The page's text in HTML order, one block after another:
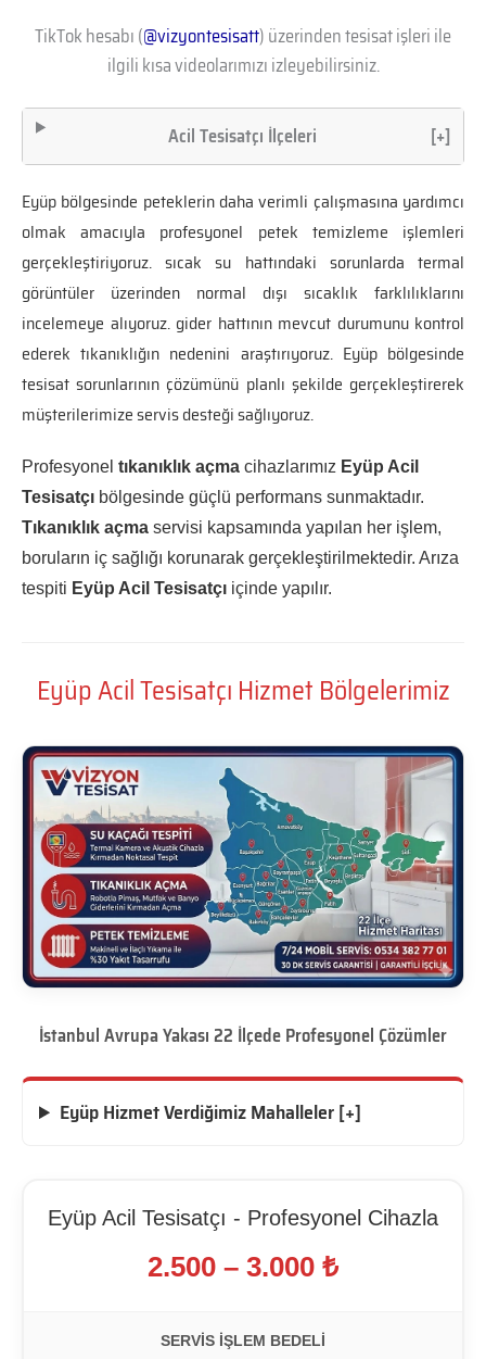
TikTok hesabı (@vizyontesisatt) üzerinden tesisat işleri ile
ilgili kısa videolarımızı izleyebilirsiniz.
Acil Tesisatçı İlçeleri [+]
Eyüp bölgesinde peteklerin daha verimli çalışmasına yardımcı
olmak amacıyla profesyonel petek temizleme işlemleri
gerçekleştiriyoruz. sıcak su hattındaki sorunlarda termal
görüntüler üzerinden normal dışı sıcaklık farklılıklarını
incelemeye alıyoruz. gider hattının mevcut durumunu kontrol
ederek tıkanıklığın nedenini araştırıyoruz. Eyüp bölgesinde
tesisat sorunlarının çözümünü planlı şekilde gerçekleştirerek
müşterilerimize servis desteği sağlıyoruz.
Profesyonel tıkanıklık açma cihazlarımız Eyüp Acil
Tesisatçı bölgesinde güçlü performans sunmaktadır.
Tıkanıklık açma servisi kapsamında yapılan her işlem,
boruların iç sağlığı korunarak gerçekleştirilmektedir. Arıza
tespiti Eyüp Acil Tesisatçı içinde yapılır.
Eyüp Acil Tesisatçı Hizmet Bölgelerimiz
İstanbul Avrupa Yakası 22 İlçede Profesyonel Çözümler
Eyüp Hizmet Verdiğimiz Mahalleler [+]
Eyüp Acil Tesisatçı - Profesyonel Cihazla
2.500 – 3.000 ₺
SERVIS İŞLEM BEDELI